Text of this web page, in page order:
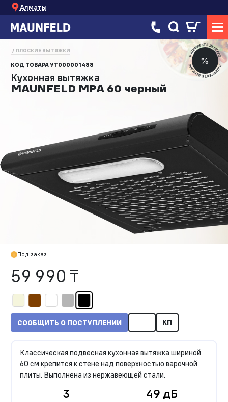
Алматы
%
В КОМПЛЕКТЕ ДЕШЕВЛЕ
В КОМПЛЕКТЕ ДЕШЕВЛЕ
ПЛОСКИЕ ВЫТЯЖКИ
КОД ТОВАРАУТ000001488
Кухонная вытяжка
MAUNFELD MPA 60 черный
Под заказ
59 990 ₸
СООБЩИТЬ О ПОСТУПЛЕНИИ КП
Классическая подвесная кухонная вытяжка шириной
60 см крепится к стене над поверхностью варочной
плиты. Выполнена из нержавеющей стали.
3 49 дБ